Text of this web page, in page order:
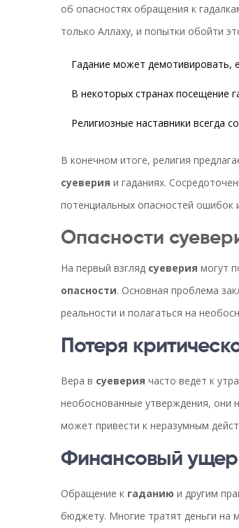
об опасностях обращения к
только Аллаху, и попытки обойти
Гадание может демотивировать,
В некоторых странах посещение
Религиозные наставники всегда
В конечном итоге, религия
суеверия и гаданиях.
потенциальных опасностей ошибок
Опасности
На первый взгляд суеверия могут
опасности. Основная проблема
реальности и полагаться на
Потеря
Вера в суеверия часто ведет к
необоснованные утверждения, они
может привести к неразумным
Финансовый
Обращение к гаданию и другим
бюджету. Многие тратят деньги на